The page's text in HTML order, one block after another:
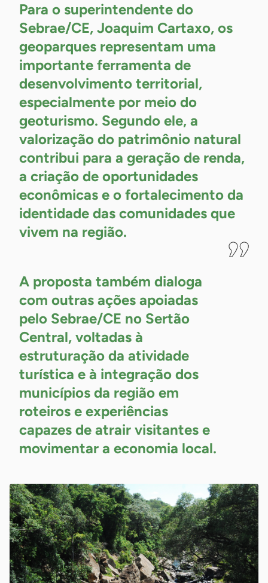
Para o superintendente do
Sebrae/CE, Joaquim Cartaxo, os
geoparques representam uma
importante ferramenta de
desenvolvimento territorial,
especialmente por meio do
geoturismo. Segundo ele, a
valorização do patrimônio natural
contribui para a geração de renda,
a criação de oportunidades
econômicas e o fortalecimento da
identidade das comunidades que
vivem na região.
A proposta também dialoga
com outras ações apoiadas
pelo Sebrae/CE no Sertão
Central, voltadas à
estruturação da atividade
turística e à integração dos
municípios da região em
roteiros e experiências
capazes de atrair visitantes e
movimentar a economia local.